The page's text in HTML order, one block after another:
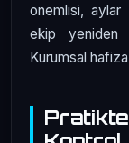
onemlisi, aylar
ekip yeniden
Kurumsal